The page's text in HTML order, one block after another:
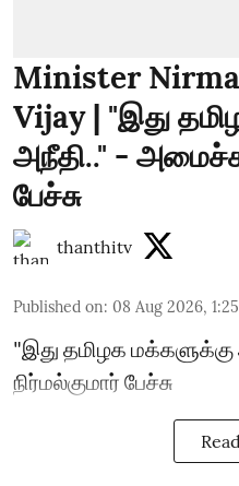
Minister
Vijay | "இது
அநீதி.." -
பேச்சு
thanthitv
Published on: 08 Aug 2026,
"இது தமிழக
நிர்மல்குமார் பேச்சு